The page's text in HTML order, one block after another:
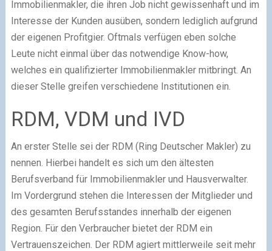
Immobilienmakler, die ihren Job nicht gewissenhaft und im
Interesse der Kunden ausüben, sondern lediglich aufgrund
der eigenen Profitgier. Oftmals verfügen eben solche
Leute nicht einmal über das notwendige Know-how,
welches ein qualifizierter Immobilienmakler mitbringt. An
dieser Stelle greifen verschiedene Institutionen ein.
RDM, VDM und IVD
An erster Stelle sei der RDM (Ring Deutscher Makler) zu
nennen. Hierbei handelt es sich um den ältesten
Berufsverband für Immobilienmakler und Hausverwalter.
Im Vordergrund stehen die Interessen der Mitglieder und
des gesamten Berufsstandes innerhalb der eigenen
Region. Für den Verbraucher bietet der RDM ein
Vertrauenszeichen. Der RDM agiert mittlerweile seit mehr